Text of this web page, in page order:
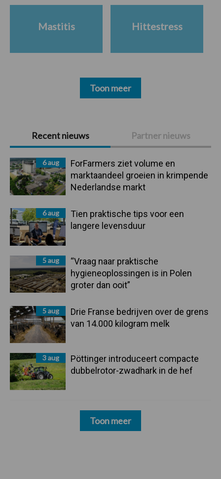
Primaire
Sidebar
Recent nieuws Partner nieuws
6 aug
ForFarmers ziet volume en
marktaandeel groeien in krimpende
Nederlandse markt
6 aug
Tien praktische tips voor een
langere levensduur
5 aug
“Vraag naar praktische
hygieneoplossingen is in Polen
groter dan ooit”
5 aug
Drie Franse bedrijven over de grens
van 14.000 kilogram melk
3 aug
Pöttinger introduceert compacte
dubbelrotor-zwadhark in de hef
Toon meer
Mastitis Hittestress
Toon meer